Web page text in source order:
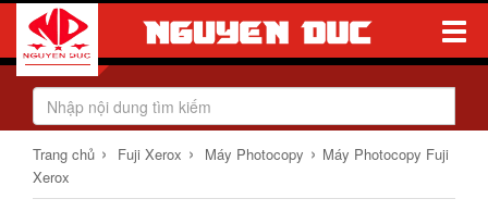
Toggle
Trang chủ › Fuji Xerox › Máy Photocopy › Máy Photocopy Fuji
Xerox